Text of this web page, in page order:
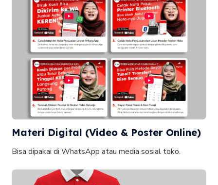
Materi Digital (Video & Poster Online)
Bisa dipakai di WhatsApp atau media sosial toko.